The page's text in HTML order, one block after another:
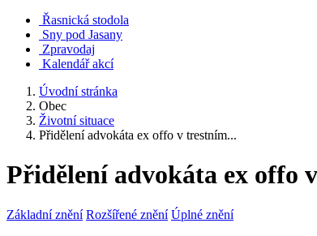
Řasnická stodola
Sny pod Jasany
Zpravodaj
Kalendář akcí
Úvodní stránka
Obec
Životní situace
Přidělení advokáta ex offo v trestním...
Přidělení advokáta ex offo
Základní znění Rozšířené znění Úplné znění